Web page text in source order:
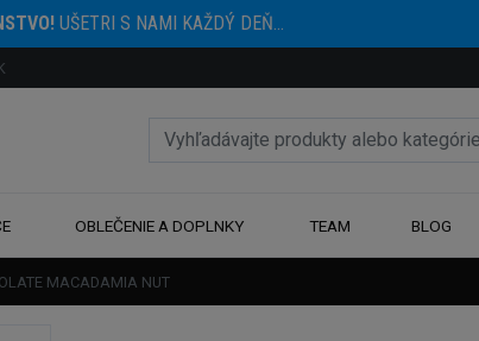
UŠETRI S NAMI KAŽDÝ DEŇ...
OBLEČENIE A DOPLNKY TEAM BLOG
MACADAMIA NUT